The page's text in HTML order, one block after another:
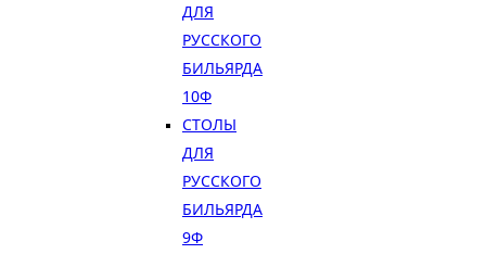
ДЛЯ
РУССКОГО
БИЛЬЯРДА
10Ф
СТОЛЫ
ДЛЯ
РУССКОГО
БИЛЬЯРДА
9Ф